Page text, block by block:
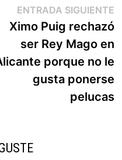
ENTRADA SIGUIENTE
Ximo Puig rechazó
ser Rey Mago en
porque no le
gusta ponerse
pelucas